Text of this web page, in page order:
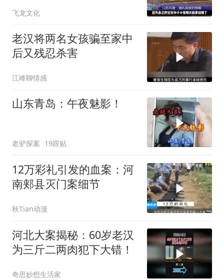
飞龙文化
老汉将两名女孩骗至家中
后又残忍杀害
江峰聊情感
山东青岛：午夜魅影！
老驴探案 19跟贴
12万彩礼引发的血案：河
南郏县灭门案细节
秋Tian动漫
河北大案揭秘：60岁老汉
为三斤二两肉犯下大错！
奇思妙想生活家